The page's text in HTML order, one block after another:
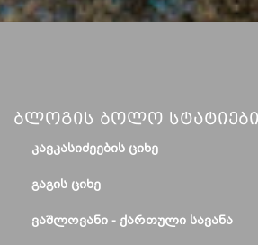
Ბლოგის Ბოლო Სტატიები
ᲙᲐᲕᲙᲐᲡᲘᲫᲔᲔᲑᲘᲡ ᲪᲘᲮᲔ
ᲒᲐᲒᲘᲡ ᲪᲘᲮᲔ
ᲕᲐᲨᲚᲝᲕᲐᲜᲘ - ᲥᲐᲠᲗᲣᲚᲘ ᲡᲐᲕᲐᲜᲐ